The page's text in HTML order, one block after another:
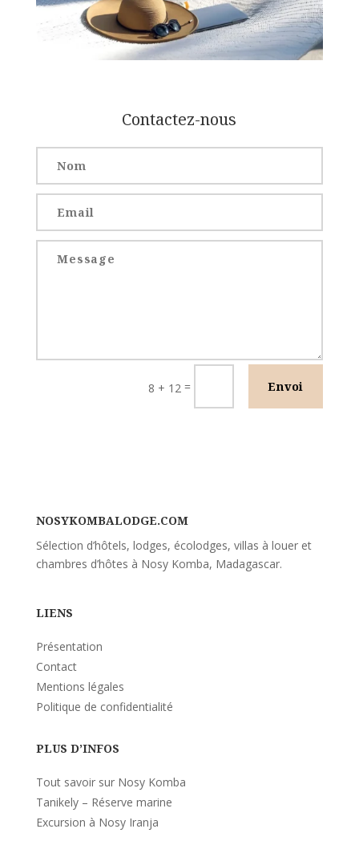
Contactez-nous
8 + 12 = Envoi
NOSYKOMBALODGE.COM
Sélection d’hôtels, lodges, écolodges, villas à louer et
chambres d’hôtes à Nosy Komba, Madagascar.
LIENS
Présentation
Contact
Mentions légales
Politique de confidentialité
PLUS D’INFOS
Tout savoir sur Nosy Komba
Tanikely – Réserve marine
Excursion à Nosy Iranja